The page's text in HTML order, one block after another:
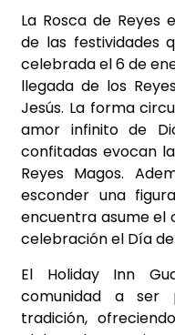
La Rosca de
de las festividades
celebrada el 6 de
llegada de los
Jesús. La forma
amor infinito de
confitadas evocan
Reyes Magos.
esconder una
encuentra asume el
celebración el Día
El Holiday Inn
comunidad a ser
tradición,